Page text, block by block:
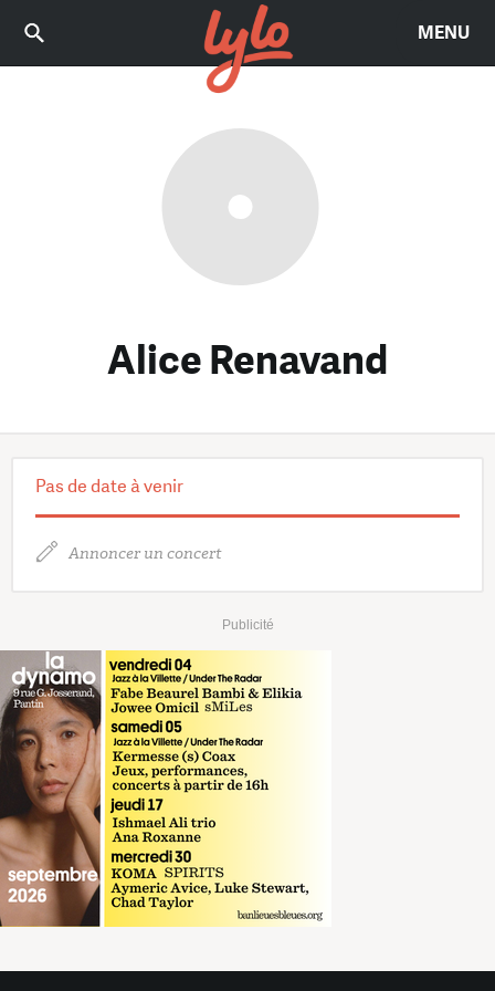
MENU
Alice Renavand
Pas de date à venir
Annoncer un concert
Publicité